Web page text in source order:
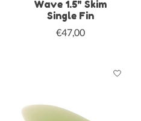
Wave 1.5" Skim
Single Fin
€47,00